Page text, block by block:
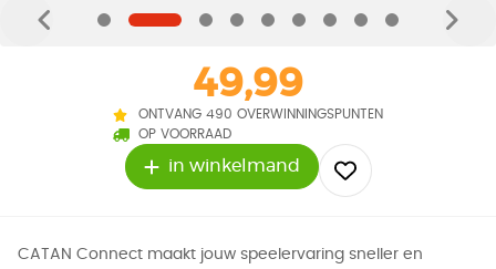
49,99
ONTVANG 490 OVERWINNINGSPUNTEN
OP VOORRAAD
in winkelmand
CATAN Connect maakt jouw speelervaring sneller en